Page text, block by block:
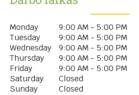
Monday
9:00 AM - 5:00 PM
Tuesday
9:00 AM - 5:00 PM
Wednesday
9:00 AM - 5:00 PM
Thursday
9:00 AM - 5:00 PM
Friday
9:00 AM - 5:00 PM
Saturday
Closed
Sunday
Closed